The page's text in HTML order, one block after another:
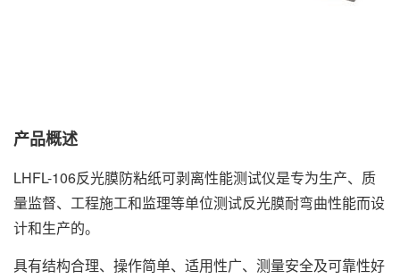
产品概述
LHFL-106反光膜防粘纸可剥离性能测试仪是专为生产、质
量监督、工程施工和监理等单位测试反光膜耐弯曲性能而设
计和生产的。
具有结构合理、操作简单、适用性广、测量安全及可靠性好